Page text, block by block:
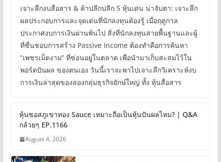
เจาะลึกงบสื่อสาร & ค้าปลีกปลีก 5 หุ้นเด่น น่าจับตา: เจาะลึก
ผลประกอบการและจุดเด่นที่นักลงทุนต้องรู้ เมื่อฤดูกาล
ประกาศงบการเงินผ่านพ้นไป สิ่งที่นักลงทุนสายพื้นฐานและผู้
ที่ชื่นชอบการสร้าง Passive Income ต้องทำคือการค้นหา
“เพชรเม็ดงาม” ที่ซ่อนอยู่ในตลาด เพื่อนำมาเก็บสะสมไว้ใน
พอร์ตปันผล ของตนเอง วันนี้เราจะพาไปเจาะลึกวิเคราะห์งบ
การเงินล่าสุดของสองกลุ่มธุรกิจยักษ์ใหญ่ ทั้ง หุ้นสื่อสาร
หุ้นซอสภูเขาทอง Sauce เหมาะถือเป็นหุ้นปันผลไหม? | Q&A
กล้วยๆ EP.1166
August 4, 2026